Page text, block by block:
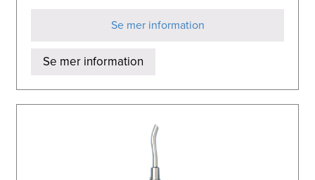
Se mer information
Se mer information